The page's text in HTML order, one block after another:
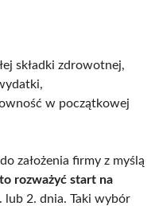
składki zdrowotnej,
w początkowej
założenia firmy z myślą
rozważyć start na
lub 2. dnia. Taki wybór